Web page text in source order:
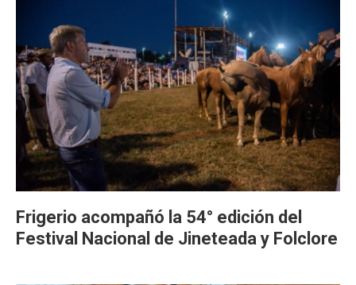
Frigerio acompañó la 54° edición del
Festival Nacional de Jineteada y Folclore